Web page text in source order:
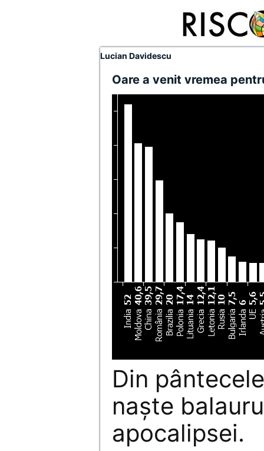
Lucian Davidescu
Oare a venit vremea
Din
naşte
apocalipsei.